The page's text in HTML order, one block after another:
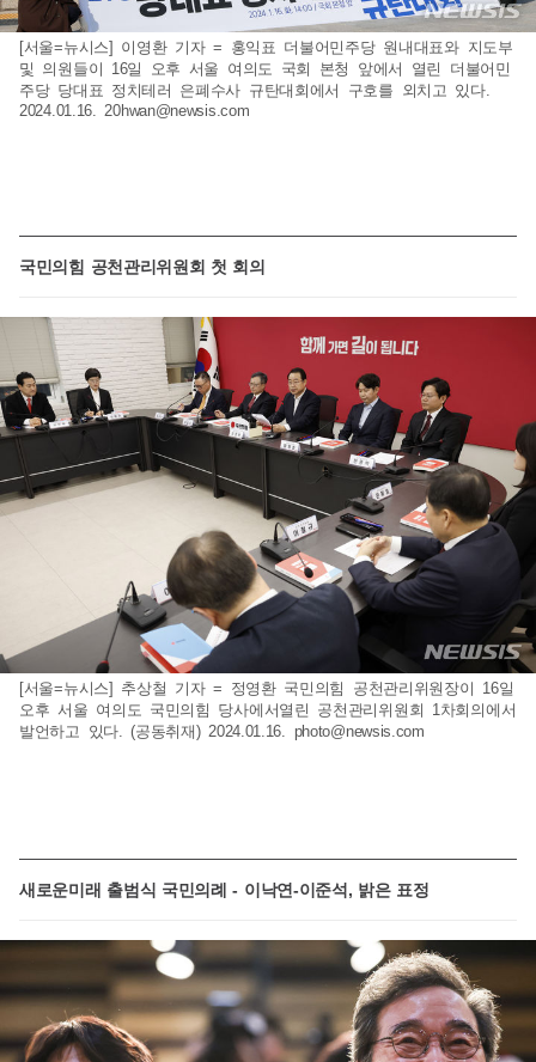
[서울=뉴시스] 이영환 기자 = 홍익표 더불어민주당 원내대표와 지도부
및 의원들이 16일 오후 서울 여의도 국회 본청 앞에서 열린 더불어민
주당 당대표 정치테러 은폐수사 규탄대회에서 구호를 외치고 있다.
2024.01.16.20hwan@newsis.com
국민의힘 공천관리위원회 첫 회의
[서울=뉴시스] 추상철 기자 = 정영환 국민의힘 공천관리위원장이 16일
오후 서울 여의도 국민의힘 당사에서열린 공천관리위원회 1차회의에서
발언하고 있다. (공동취재) 2024.01.16. photo@newsis.com
새로운미래 출범식 국민의례 - 이낙연-이준석, 밝은 표정